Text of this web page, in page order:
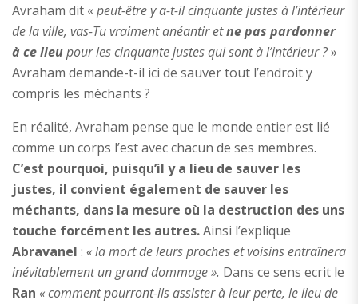
Avraham dit «peut-être y a-t-il cinquante justes à l’intérieur
de la ville, vas-Tu vraiment anéantir etne pas pardonner
à ce lieupour les cinquante justes qui sont à l’intérieur ?»
Avraham demande-t-il ici de sauver tout l’endroit y
compris les méchants ?
En réalité, Avraham pense que le monde entier est lié
comme un corps l’est avec chacun de ses membres.
C’est pourquoi, puisqu’il y a lieu de sauver les
justes, il convient également de sauver les
méchants, dans la mesure où la destruction des uns
touche forcément les autres.Ainsi l’explique
Abravanel : « la mort de leurs proches et voisins entraînera
inévitablement un grand dommage ». Dans ce sens ecrit le
Ran «comment pourront-ils assister à leur perte, le lieu de